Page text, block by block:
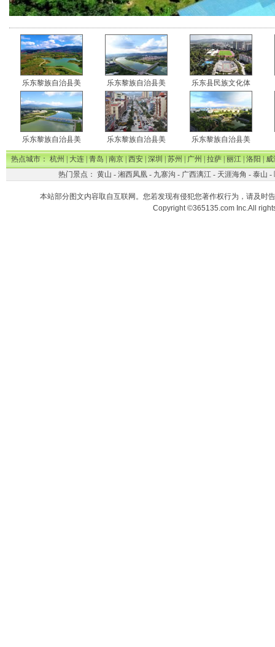
乐东黎族自治县美 乐东黎族自治县美 乐东县民族文化体
乐东黎族自治县美 乐东黎族自治县美 乐东黎族自治县美
热点城市：杭州|大连|青岛|南京|西安|深圳|苏州|广州|拉萨|丽江|洛阳|威
热门景点： 黄山 - 湘西凤凰- 九寨沟 - 广西漓江- 天涯海角 - 泰山 -
本站部分图文内容取自互联网。您若发现有侵犯您著作权行为，请及时
Copyright ©365135.com Inc.All